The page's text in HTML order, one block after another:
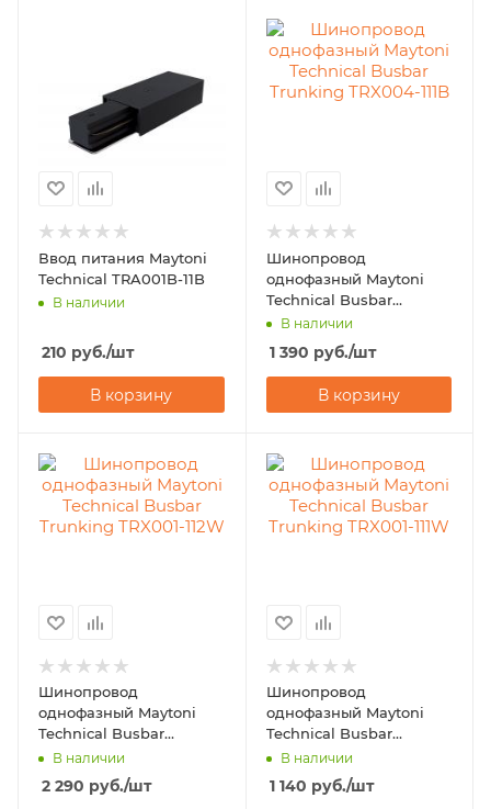
Ввод питания Maytoni
Technical TRA001B-11B
В наличии
210 руб./шт
В корзину
Шинопровод
однофазный Maytoni
Technical Busbar
Trunking TRX004-111B
В наличии
1 390 руб./шт
В корзину
Шинопровод
однофазный Maytoni
Technical Busbar
Trunking TRX001-112W
В наличии
2 290 руб./шт
Шинопровод
однофазный Maytoni
Technical Busbar
Trunking TRX001-111W
В наличии
1 140 руб./шт